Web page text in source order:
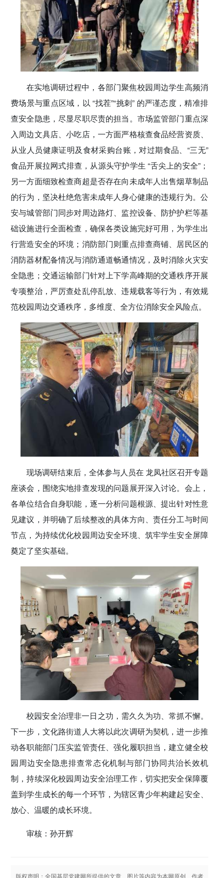
在实地调研过程中，各部门聚焦校园周边学生高频消
费场景与重点区域，以 “找茬”“挑刺” 的严谨态度，精准排
查安全隐患，尽显尽职尽责的担当。市场监管部门重点深
入周边文具店、小吃店，一方面严格核查食品经营资质、
从业人员健康证明及食材采购台账，对过期食品、“三无”
食品开展拉网式排查，从源头守护学生 “舌尖上的安全”；
另一方面细致检查商超是否存在向未成年人出售烟草制品
的行为，坚决杜绝危害未成年人身心健康的违规行为。公
安与城管部门同步对周边路灯、监控设备、防护护栏等基
础设施进行全面检查，确保各类设施完好可用，为学生出
行营造安全的环境；消防部门则重点排查商铺、居民区的
消防器材配备情况与消防通道畅通情况，及时消除火灾安
全隐患；交通运输部门针对上下学高峰期的交通秩序开展
专项整治，严厉查处乱停乱放、违规载客等行为，有效规
范校园周边交通秩序，多维度、全方位消除安全风险点。
现场调研结束后，全体参与人员在 龙凤社区召开专题
座谈会，围绕实地排查发现的问题展开深入讨论。会上，
各单位结合自身职能，逐一分析问题根源、提出针对性意
见建议，并明确了后续整改的具体方向、责任分工与时间
节点，为持续优化校园周边安全环境、筑牢学生安全屏障
奠定了坚实基础。
校园安全治理非一日之功，需久久为功、常抓不懈。
下一步，文化路街道人大将以此次调研为契机，进一步推
动各职能部门压实监管责任、强化履职担当，建立健全校
园周边安全隐患排查常态化机制与部门协同共治长效机
制，持续深化校园周边安全治理工作，切实把安全保障覆
盖到学生成长的每一个环节，为辖区青少年构建起安全、
放心、温暖的成长环境。
审核：孙开辉
版权声明：全国基层党建网所提供的文章、图片等内容为本网原创、作者